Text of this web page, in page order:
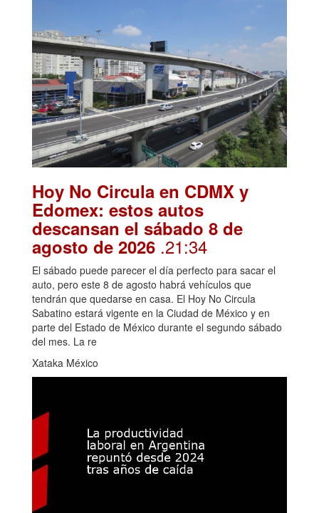
Hoy No Circula en CDMX y
Edomex: estos autos
descansan el sábado 8 de
agosto de 2026 .21:34
El sábado puede parecer el día perfecto para sacar el
auto, pero este 8 de agosto habrá vehículos que
tendrán que quedarse en casa. El Hoy No Circula
Sabatino estará vigente en la Ciudad de México y en
parte del Estado de México durante el segundo sábado
del mes. La re
Xataka México